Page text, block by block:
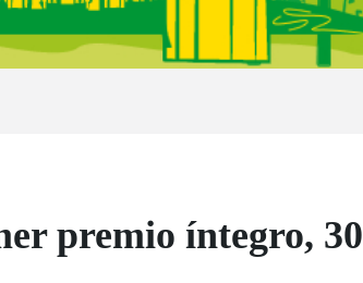
premio íntegro, 30